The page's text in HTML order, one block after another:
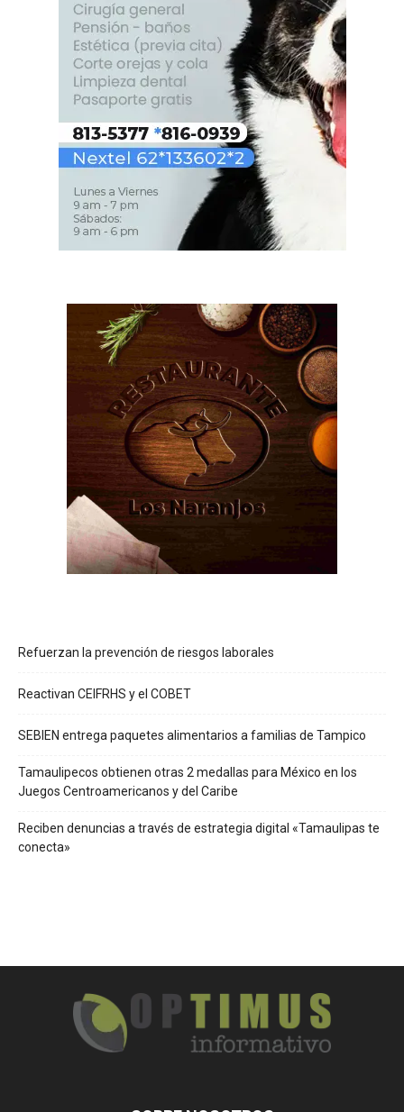
Refuerzan la prevención de riesgos laborales
Reactivan CEIFRHS y el COBET
SEBIEN entrega paquetes alimentarios a familias de Tampico
Tamaulipecos obtienen otras 2 medallas para México en los
Juegos Centroamericanos y del Caribe
Reciben denuncias a través de estrategia digital «Tamaulipas te
conecta»